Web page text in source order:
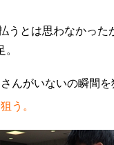
うとは思わなかった
う。